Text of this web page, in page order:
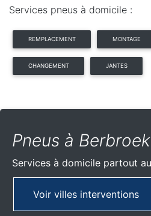
Services pneus à domicile :
REMPLACEMENT MONTAGE
CHANGEMENT JANTES
Pneus à Berbroek
Services à domicile partout
Voir villes interventions